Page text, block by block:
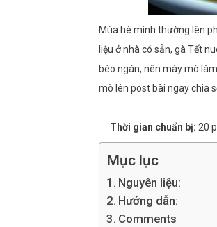
Mùa hè mình thường lên
liệu ở nhà có sẵn, gà Tết
béo ngán, nên mày mò
mò lên post bài ngay chia
Thời gian chuẩn bị: 20
Mục lục
Nguyên liệu:
Hướng dẫn:
Comments